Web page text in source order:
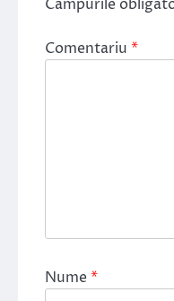
Câmpurile
Comentariu *
Nume*